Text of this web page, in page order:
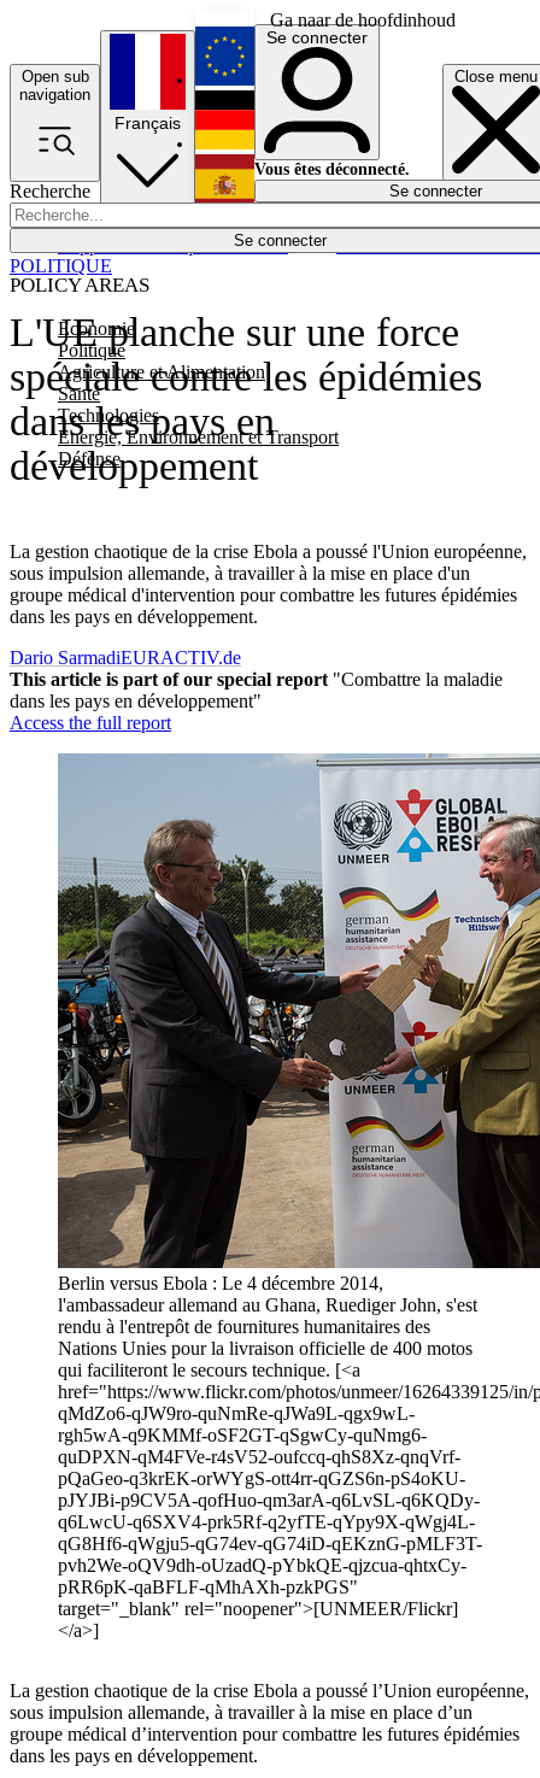
Ga naar de hoofdinhoud
Open sub
navigation
Close menu
Recherche
Se connecter
POLICY AREAS
Economie
Politique
Agriculture et Alimentation
Santé
Technologies
Energie, Environnement et Transport
Défense
Économie
Français
English
Deutsch
Español
Se connecter
Vous êtes déconnecté.
Se connecter
L'UE planche sur une force
spéciale contre les épidémies
dans les pays en
développement
La gestion chaotique de la crise Ebola a poussé l'Union européenne,
sous impulsion allemande, à travailler à la mise en place d'un
groupe médical d'intervention pour combattre les futures épidémies
dans les pays en développement.
POLITIQUE
Dario SarmadiEURACTIV.de
This article is part of our special report "Combattre la maladie
dans les pays en développement"
Access the full report
Berlin versus Ebola : Le 4 décembre 2014,
l'ambassadeur allemand au Ghana, Ruediger John, s'est
rendu à l'entrepôt de fournitures humanitaires des
Nations Unies pour la livraison officielle de 400 motos
qui faciliteront le secours technique. [<a
href="https://www.flickr.com/photos/unmeer/16264339125/in/
qMdZo6-qJW9ro-quNmRe-qJWa9L-qgx9wL-
rgh5wA-q9KMMf-oSF2GT-qSgwCy-quNmg6-
quDPXN-qM4FVe-r4sV52-oufccq-qhS8Xz-qnqVrf-
pQaGeo-q3krEK-orWYgS-ott4rr-qGZS6n-pS4oKU-
pJYJBi-p9CV5A-qofHuo-qm3arA-q6LvSL-q6KQDy-
q6LwcU-q6SXV4-prk5Rf-q2yfTE-qYpy9X-qWgj4L-
qG8Hf6-qWgju5-qG74ev-qG74iD-qEKznG-pMLF3T-
pvh2We-oQV9dh-oUzadQ-pYbkQE-qjzcua-qhtxCy-
pRR6pK-qaBFLF-qMhAXh-pzkPGS"
target="_blank" rel="noopener">[UNMEER/Flickr]
</a>]
La gestion chaotique de la crise Ebola a poussé l’Union européenne,
sous impulsion allemande, à travailler à la mise en place d’un
groupe médical d’intervention pour combattre les futures épidémies
dans les pays en développement.